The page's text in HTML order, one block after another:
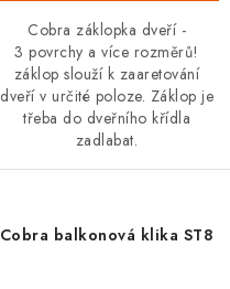
Cobra záklopka dveří -
3 povrchy a více rozměrů!
záklop slouží k zaaretování
dveří v určité poloze. Záklop je
třeba do dveřního křídla
zadlabat.
Cobra balkonová klika ST8